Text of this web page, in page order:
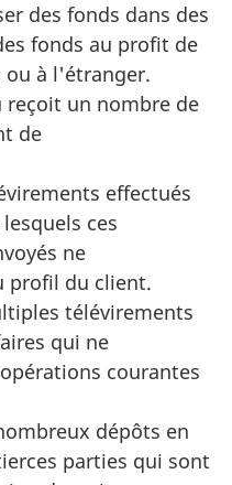
des fonds dans des
fonds au profit de
ou à l'étranger.
un nombre de
de
effectués
ces
ne
profil du client.
télévirements
qui ne
courantes
dépôts en
parties qui sont